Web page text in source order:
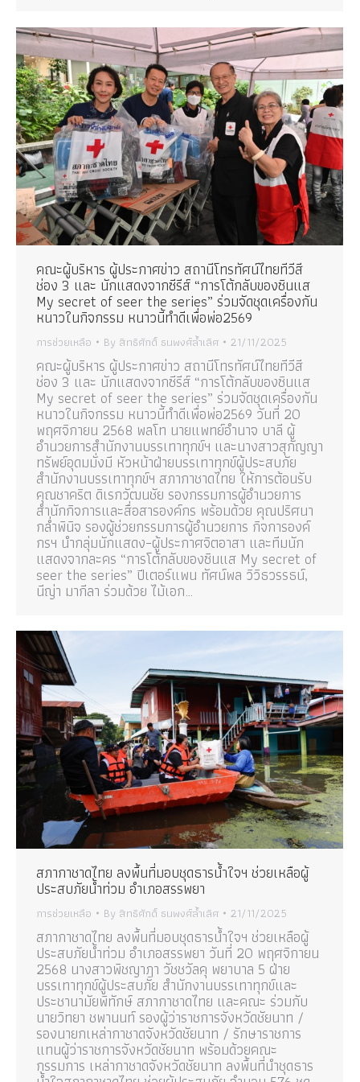
คณะผู้บริหาร ผู้ประกาศข่าว สถานีโทรทัศน์ไทยทีวีสี
ช่อง 3 และ นักแสดงจากซีรีส์ “การโต้กลับของซินแส
My secret of seer the series” ร่วมจัดชุดเครื่องกัน
หนาวในกิจกรรม หนาวนี้ทำดีเพื่อพ่อ2569
การช่วยเหลือ By สิทธิศักดิ์ ธนพงศ์ล้ำเลิศ 21/11/2025
คณะผู้บริหาร ผู้ประกาศข่าว สถานีโทรทัศน์ไทยทีวีสี
ช่อง 3 และ นักแสดงจากซีรีส์ “การโต้กลับของซินแส
My secret of seer the series” ร่วมจัดชุดเครื่องกัน
หนาวในกิจกรรม หนาวนี้ทำดีเพื่อพ่อ2569 วันที่ 20
พฤศจิกายน 2568 พลโท นายแพทย์อำนาจ บาลี ผู้
อำนวยการสำนักงานบรรเทาทุกข์ฯ และนางสาวสุกัญญา
ทรัพย์อุดมมั่งมี หัวหน้าฝ่ายบรรเทาทุกข์ผู้ประสบภัย
สำนักงานบรรเทาทุกข์ฯ สภากาชาดไทย ให้การต้อนรับ
คุณชาคริต ดิเรกวัฒนชัย รองกรรมการผู้อำนวยการ
สำนักกิจการและสื่อสารองค์กร พร้อมด้วย คุณปริศนา
กล่ำพินิจ รองผู้ช่วยกรรมการผู้อำนวยการ กิจการองค์
กรฯ นำกลุ่มนักแสดง–ผู้ประกาศจิตอาสา และทีมนัก
แสดงจากละคร “การโต้กลับของซินแส My secret of
seer the series” ปีเตอร์แพน ทัศน์พล วิวิธวรรธน์,
นีญ่า มากีลา ร่วมด้วย ไม้เอก…
สภากาชาดไทย ลงพื้นที่มอบชุดธารน้ำใจฯ ช่วยเหลือผู้
ประสบภัยน้ำท่วม อำเภอสรรพยา
การช่วยเหลือ By สิทธิศักดิ์ ธนพงศ์ล้ำเลิศ 21/11/2025
สภากาชาดไทย ลงพื้นที่มอบชุดธารน้ำใจฯ ช่วยเหลือผู้
ประสบภัยน้ำท่วม อำเภอสรรพยา วันที่ 20 พฤศจิกายน
2568 นางสาวพิชญาฎา วัชชวัลคุ พยาบาล 5 ฝ่าย
บรรเทาทุกข์ผู้ประสบภัย สำนักงานบรรเทาทุกข์และ
ประชานามัยพิทักษ์ สภากาชาดไทย และคณะ ร่วมกับ
นายวิทยา ชพานนท์ รองผู้ว่าราชการจังหวัดชัยนาท /
รองนายกเหล่ากาชาดจังหวัดชัยนาท / รักษาราชการ
แทนผู้ว่าราชการจังหวัดชัยนาท พร้อมด้วยคณะ
กรรมการ เหล่ากาชาดจังหวัดชัยนาท ลงพื้นที่นำชุดธาร